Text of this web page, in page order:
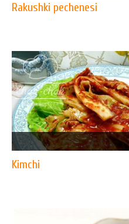
Rakushki pechenesi
Kimchi